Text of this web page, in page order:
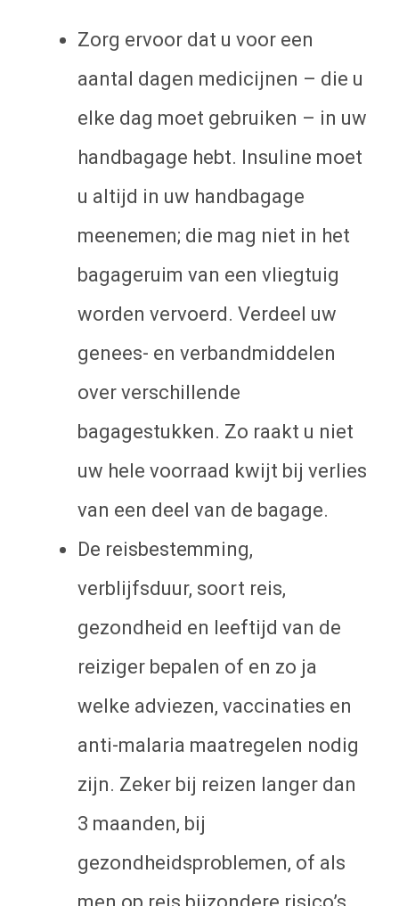
Zorg ervoor dat u voor een
aantal dagen medicijnen – die u
elke dag moet gebruiken – in uw
handbagage hebt. Insuline moet
u altijd in uw handbagage
meenemen; die mag niet in het
bagageruim van een vliegtuig
worden vervoerd. Verdeel uw
genees- en verbandmiddelen
over verschillende
bagagestukken. Zo raakt u niet
uw hele voorraad kwijt bij verlies
van een deel van de bagage.
De reisbestemming,
verblijfsduur, soort reis,
gezondheid en leeftijd van de
reiziger bepalen of en zo ja
welke adviezen, vaccinaties en
anti-malaria maatregelen nodig
zijn. Zeker bij reizen langer dan
3 maanden, bij
gezondheidsproblemen, of als